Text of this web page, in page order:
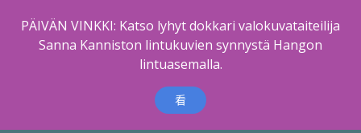
PÄIVÄN VINKKI: Katso lyhyt dokkari valokuvataiteilija
Sanna Kanniston lintukuvien synnystä Hangon
lintuasemalla.
看